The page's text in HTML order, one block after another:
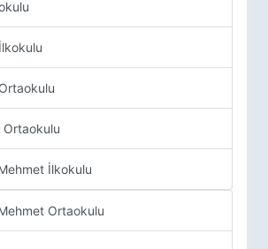
Ortaokulu
İlkokulu
Ortaokulu